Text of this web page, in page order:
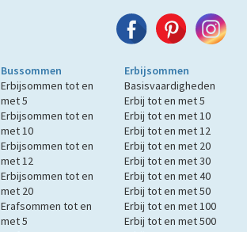
Bussommen
Erbijsommen tot en
met 5
Erbijsommen tot en
met 10
Erbijsommen tot en
met 12
Erbijsommen tot en
met 20
Erafsommen tot en
met 5
Erbijsommen
Basisvaardigheden
Erbij tot en met 5
Erbij tot en met 10
Erbij tot en met 12
Erbij tot en met 20
Erbij tot en met 30
Erbij tot en met 40
Erbij tot en met 50
Erbij tot en met 100
Erbij tot en met 500